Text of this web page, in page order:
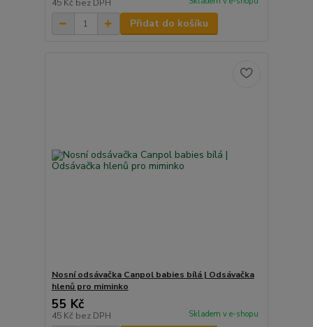
45 Kč bez DPH
Přidat do košíku
Nosní odsávačka Canpol babies bílá | Odsávačka
hlenů pro miminko
55 Kč
45 Kč bez DPH Skladem v e-shopu